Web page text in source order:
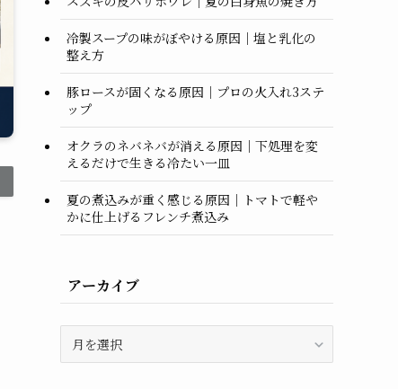
冷製スープの味がぼやける原因｜塩と乳化の
整え方
豚ロースが固くなる原因｜プロの火入れ3ステ
ップ
オクラのネバネバが消える原因｜下処理を変
えるだけで生きる冷たい一皿
夏の煮込みが重く感じる原因｜トマトで軽や
かに仕上げるフレンチ煮込み
アーカイブ